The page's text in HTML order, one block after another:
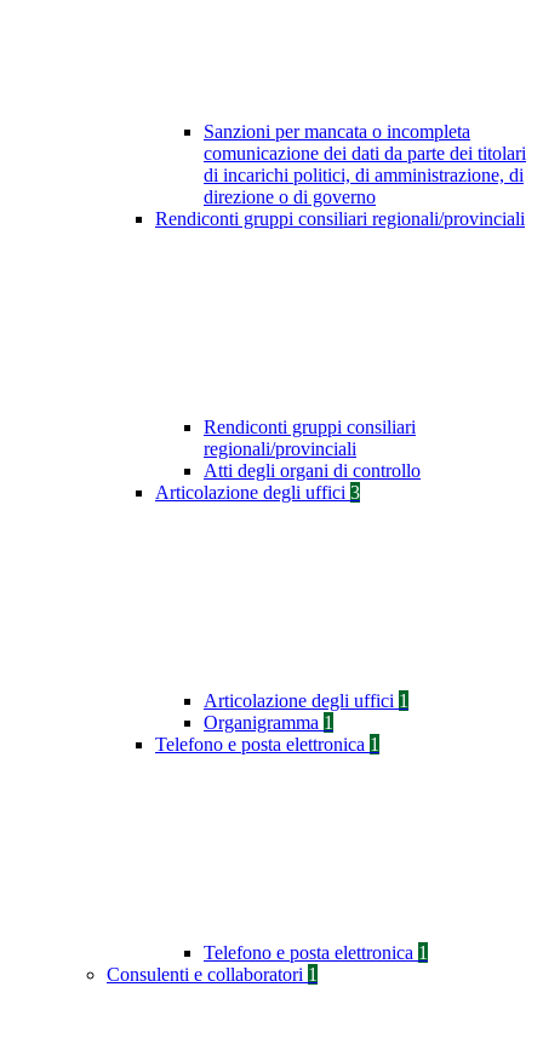
Sanzioni per mancata o incompleta
comunicazione dei dati da parte dei titolari
di incarichi politici, di amministrazione, di
direzione o di governo
Rendiconti gruppi consiliari regionali/provinciali
Rendiconti gruppi consiliari
regionali/provinciali
Atti degli organi di controllo
Articolazione degli uffici 3
Articolazione degli uffici 1
Organigramma 1
Telefono e posta elettronica 1
Telefono e posta elettronica 1
Consulenti e collaboratori 1